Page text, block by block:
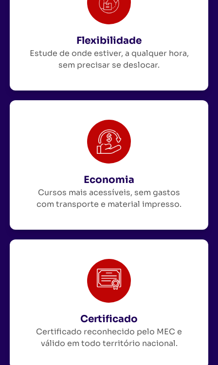
Flexibilidade
Estude de onde estiver, a qualquer hora,
sem precisar se deslocar.
Economia
Cursos mais acessíveis, sem gastos
com transporte e material impresso.
Certificado
Certificado reconhecido pelo MEC e
válido em todo território nacional.